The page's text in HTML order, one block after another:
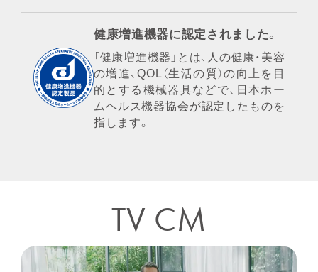
健康増進機器に認定されました。
「健康増進機器」とは、人の健康・美容
の増進、QOL（生活の質）の向上を目
的とする機械器具などで、日本ホー
ムヘルス機器協会が認定したものを
指します。
TV CM